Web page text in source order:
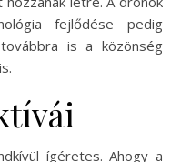
fejlődése pedig
is a közönség
ígéretes. Ahogy a